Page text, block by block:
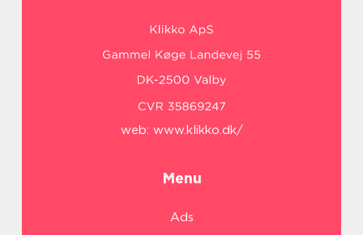
web: www.klikko.dk/
Menu
Ads